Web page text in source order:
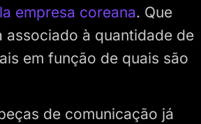
empresa coreana. Que
à quantidade de
em função de quais são
de comunicação já